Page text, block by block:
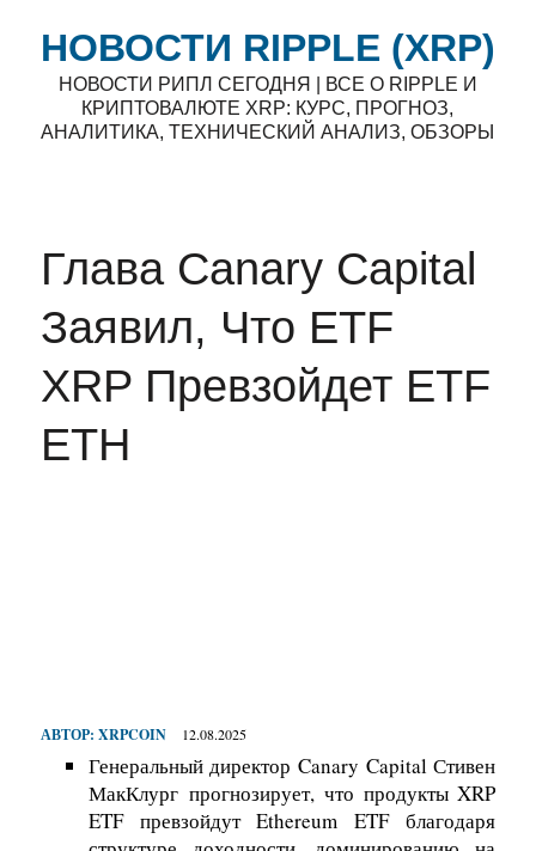
НОВОСТИ RIPPLE (XRP)
НОВОСТИ РИПЛ СЕГОДНЯ | ВСЕ О RIPPLE И
КРИПТОВАЛЮТЕ XRP: КУРС, ПРОГНОЗ,
АНАЛИТИКА, ТЕХНИЧЕСКИЙ АНАЛИЗ, ОБЗОРЫ
Глава Canary Capital
Заявил, Что ETF
XRP Превзойдет ETF
ETH
АВТОР: XRPCOIN 12.08.2025
Генеральный директор Canary Capital Стивен
МакКлург прогнозирует, что продукты XRP
ETF превзойдут Ethereum ETF благодаря